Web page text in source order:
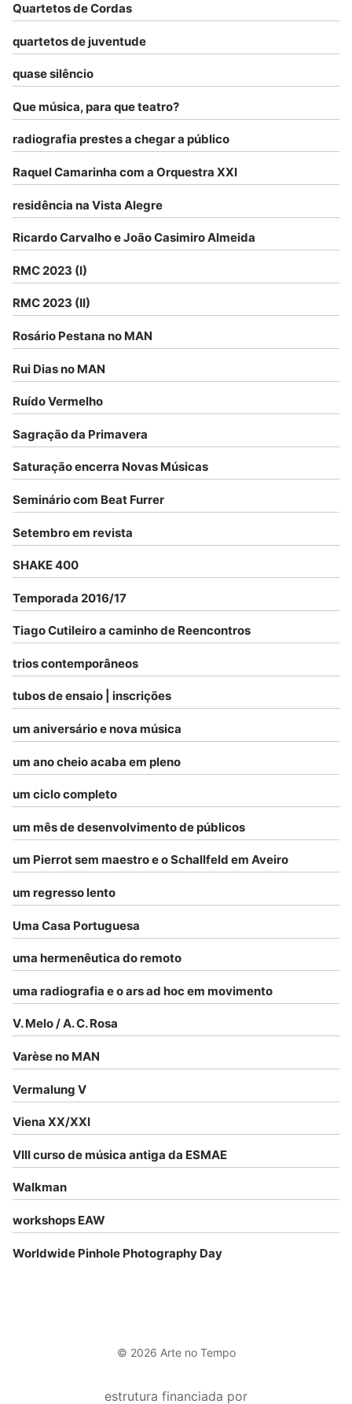
Quartetos de Cordas
quartetos de juventude
quase silêncio
Que música, para que teatro?
radiografia prestes a chegar a público
Raquel Camarinha com a Orquestra XXI
residência na Vista Alegre
Ricardo Carvalho e João Casimiro Almeida
RMC 2023 (I)
RMC 2023 (II)
Rosário Pestana no MAN
Rui Dias no MAN
Ruído Vermelho
Sagração da Primavera
Saturação encerra Novas Músicas
Seminário com Beat Furrer
Setembro em revista
SHAKE 400
Temporada 2016/17
Tiago Cutileiro a caminho de Reencontros
trios contemporâneos
tubos de ensaio | inscrições
um aniversário e nova música
um ano cheio acaba em pleno
um ciclo completo
um mês de desenvolvimento de públicos
um Pierrot sem maestro e o Schallfeld em Aveiro
um regresso lento
Uma Casa Portuguesa
uma hermenêutica do remoto
uma radiografia e o ars ad hoc em movimento
V. Melo / A. C. Rosa
Varèse no MAN
Vermalung V
Viena XX/XXI
VIII curso de música antiga da ESMAE
Walkman
workshops EAW
Worldwide Pinhole Photography Day
© 2026 Arte no Tempo
estrutura financiada por